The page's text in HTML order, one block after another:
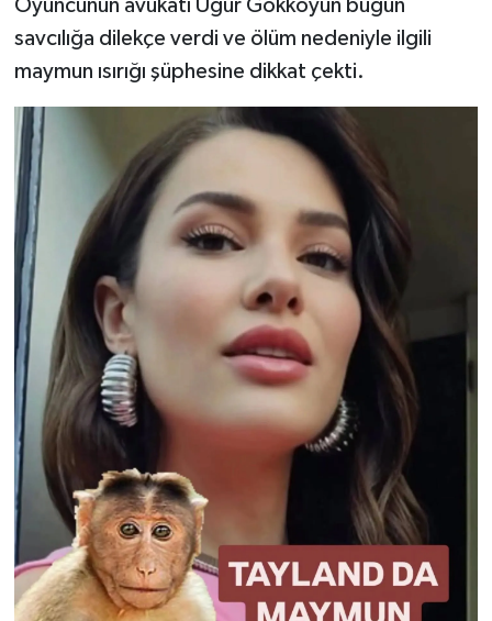
Oyuncunun avukatı Uğur Gökkoyun bugün
savcılığa dilekçe verdi ve ölüm nedeniyle ilgili
maymun ısırığı şüphesine dikkat çekti.